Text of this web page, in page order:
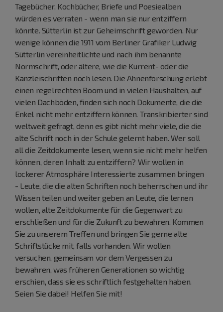
Tagebücher, Kochbücher, Briefe und Poesiealben
würden es verraten - wenn man sie nur entziffern
könnte. Sütterlin ist zur Geheimschrift geworden. Nur
wenige können die 1911 vom Berliner Grafiker Ludwig
Sütterlin vereinheitlichte und nach ihm benannte
Normschrift, oder ältere, wie die Kurrent- oder die
Kanzleischriften noch lesen. Die Ahnenforschung erlebt
einen regelrechten Boom und in vielen Haushalten, auf
vielen Dachböden, finden sich noch Dokumente, die die
Enkel nicht mehr entziffern können. Transkribierter sind
weltweit gefragt, denn es gibt nicht mehr viele, die die
alte Schrift noch in der Schule gelernt haben. Wer soll
all die Zeitdokumente lesen, wenn sie nicht mehr helfen
können, deren Inhalt zu entziffern? Wir wollen in
lockerer Atmosphäre Interessierte zusammen bringen
- Leute, die die alten Schriften noch beherrschen und ihr
Wissen teilen und weiter geben an Leute, die lernen
wollen, alte Zeitdokumente für die Gegenwart zu
erschließen und für die Zukunft zu bewahren. Kommen
Sie zu unserem Treffen und bringen Sie gerne alte
Schriftstücke mit, falls vorhanden. Wir wollen
versuchen, gemeinsam vor dem Vergessen zu
bewahren, was früheren Generationen so wichtig
erschien, dass sie es schriftlich festgehalten haben.
Seien Sie dabei! Helfen Sie mit!